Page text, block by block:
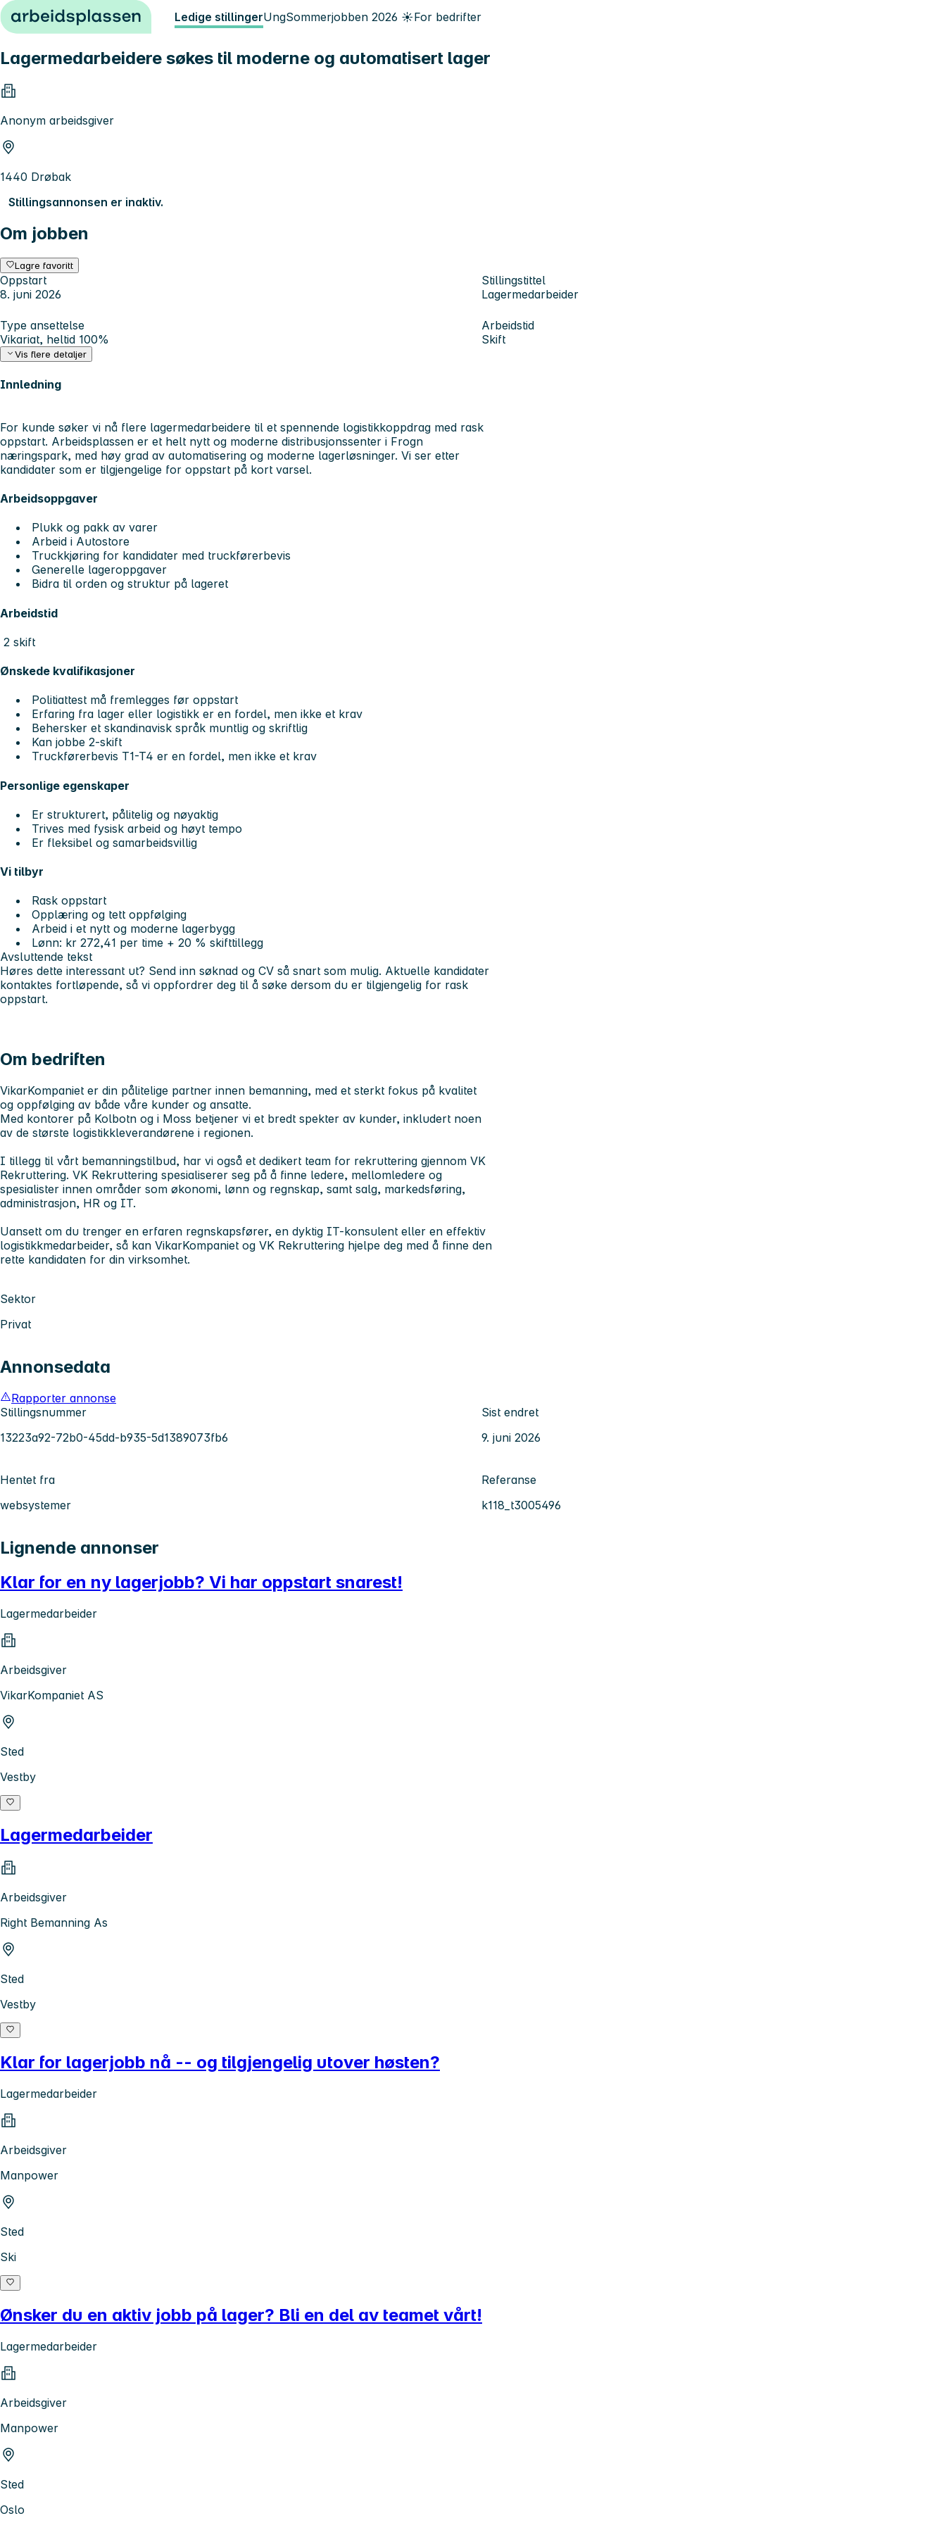
Hopp til innhold Ledige stillingerUngSommerjobben 2026 ☀️For bedrifter
Lagermedarbeidere søkes til moderne og automatisert lager
Anonym arbeidsgiver
1440 Drøbak
Stillingsannonsen er inaktiv.
Om jobben
Lagre favoritt
Oppstart
8. juni 2026
Stillingstittel
Lagermedarbeider
Type ansettelse
Vikariat, heltid 100%
Arbeidstid
Skift
Vis flere detaljer
Innledning
For kunde søker vi nå flere lagermedarbeidere til et spennende logistikkoppdrag med rask
oppstart. Arbeidsplassen er et helt nytt og moderne distribusjonssenter i Frogn
næringspark, med høy grad av automatisering og moderne lagerløsninger. Vi ser etter
kandidater som er tilgjengelige for oppstart på kort varsel.
Arbeidsoppgaver
Plukk og pakk av varer
Arbeid i Autostore
Truckkjøring for kandidater med truckførerbevis
Generelle lageroppgaver
Bidra til orden og struktur på lageret
Arbeidstid
2 skift
Ønskede kvalifikasjoner
Politiattest må fremlegges før oppstart
Erfaring fra lager eller logistikk er en fordel, men ikke et krav
Behersker et skandinavisk språk muntlig og skriftlig
Kan jobbe 2-skift
Truckførerbevis T1-T4 er en fordel, men ikke et krav
Personlige egenskaper
Er strukturert, pålitelig og nøyaktig
Trives med fysisk arbeid og høyt tempo
Er fleksibel og samarbeidsvillig
Vi tilbyr
Rask oppstart
Opplæring og tett oppfølging
Arbeid i et nytt og moderne lagerbygg
Lønn: kr 272,41 per time + 20 % skifttillegg
Avsluttende tekst
Høres dette interessant ut? Send inn søknad og CV så snart som mulig. Aktuelle kandidater
kontaktes fortløpende, så vi oppfordrer deg til å søke dersom du er tilgjengelig for rask
oppstart.
Om bedriften
VikarKompaniet er din pålitelige partner innen bemanning, med et sterkt fokus på kvalitet
og oppfølging av både våre kunder og ansatte.
Med kontorer på Kolbotn og i Moss betjener vi et bredt spekter av kunder, inkludert noen
av de største logistikkleverandørene i regionen.
I tillegg til vårt bemanningstilbud, har vi også et dedikert team for rekruttering gjennom VK
Rekruttering. VK Rekruttering spesialiserer seg på å finne ledere, mellomledere og
spesialister innen områder som økonomi, lønn og regnskap, samt salg, markedsføring,
administrasjon, HR og IT.
Uansett om du trenger en erfaren regnskapsfører, en dyktig IT-konsulent eller en effektiv
logistikkmedarbeider, så kan VikarKompaniet og VK Rekruttering hjelpe deg med å finne den
rette kandidaten for din virksomhet.
Sektor
Privat
Annonsedata
Rapporter annonse
Stillingsnummer
13223a92-72b0-45dd-b935-5d1389073fb6
Sist endret
9. juni 2026
Hentet fra
websystemer
Referanse
k118_t3005496
Lignende annonser
Klar for en ny lagerjobb? Vi har oppstart snarest!
Lagermedarbeider
Arbeidsgiver
VikarKompaniet AS
Sted
Vestby
Lagermedarbeider
Arbeidsgiver
Right Bemanning As
Sted
Vestby
Klar for lagerjobb nå -- og tilgjengelig utover høsten?
Lagermedarbeider
Arbeidsgiver
Manpower
Sted
Ski
Ønsker du en aktiv jobb på lager? Bli en del av teamet vårt!
Lagermedarbeider
Arbeidsgiver
Manpower
Sted
Oslo